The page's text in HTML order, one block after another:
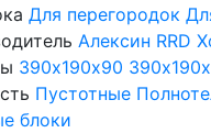
Для перегородок
Алексин RRD
390х190х90
Пустотные
блоки